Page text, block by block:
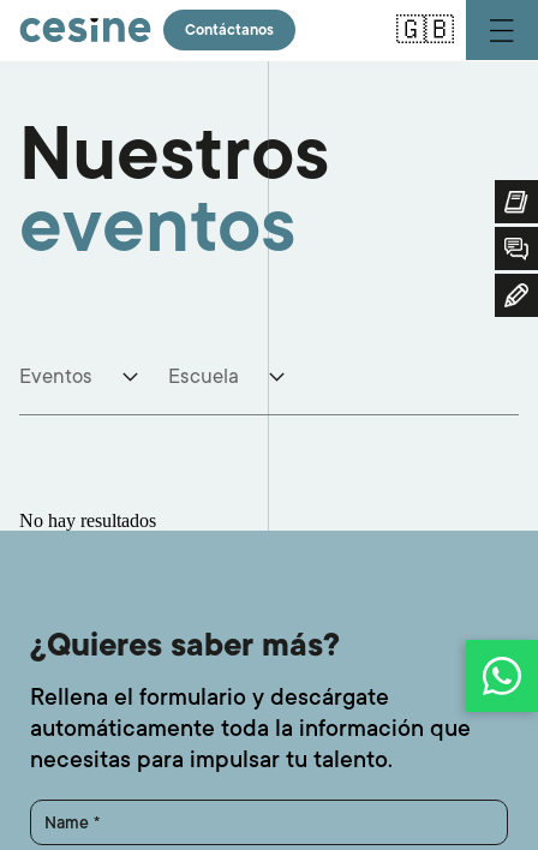
contenido
Contáctanos 🇬🇧
Nuestros
eventos
Eventos Escuela
No hay resultados
¿Quieres saber más?
Rellena el formulario y descárgate
automáticamente toda la información que
necesitas para impulsar tu talento.
Name